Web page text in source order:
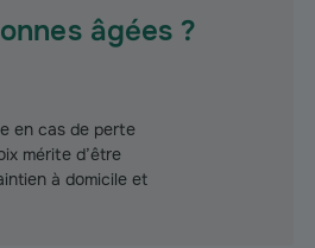
âgées ?
en cas de perte
mérite d’être
à domicile et